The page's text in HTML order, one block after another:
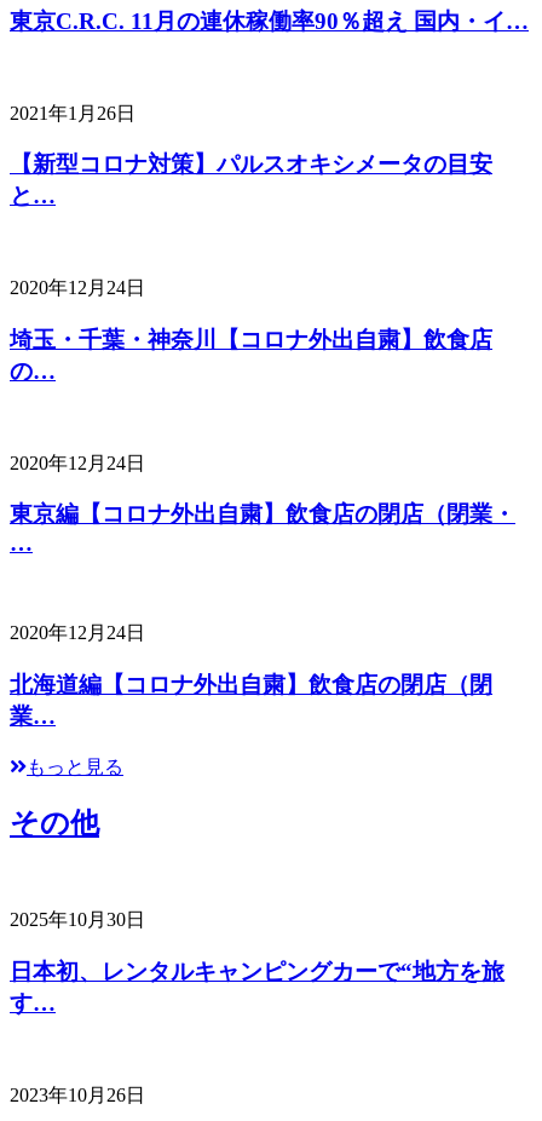
東京C.R.C. 11月の連休稼働率90％超え 国内・イ…
2021年1月26日
【新型コロナ対策】パルスオキシメータの目安
と…
2020年12月24日
埼玉・千葉・神奈川【コロナ外出自粛】飲食店
の…
2020年12月24日
東京編【コロナ外出自粛】飲食店の閉店（閉業・
…
2020年12月24日
北海道編【コロナ外出自粛】飲食店の閉店（閉
業…
もっと見る
その他
2025年10月30日
日本初、レンタルキャンピングカーで“地方を旅
す…
2023年10月26日